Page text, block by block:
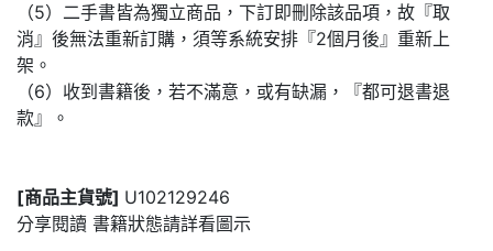
（5）二手書皆為獨立商品，下訂即刪除該品項，故『取
消』後無法重新訂購，須等系統安排『2個月後』重新上
架。
（6）收到書籍後，若不滿意，或有缺漏，『都可退書退
款』。
[商品主貨號] U102129246
分享閱讀 書籍狀態請詳看圖示